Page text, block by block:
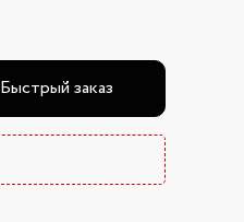
Быстрый заказ